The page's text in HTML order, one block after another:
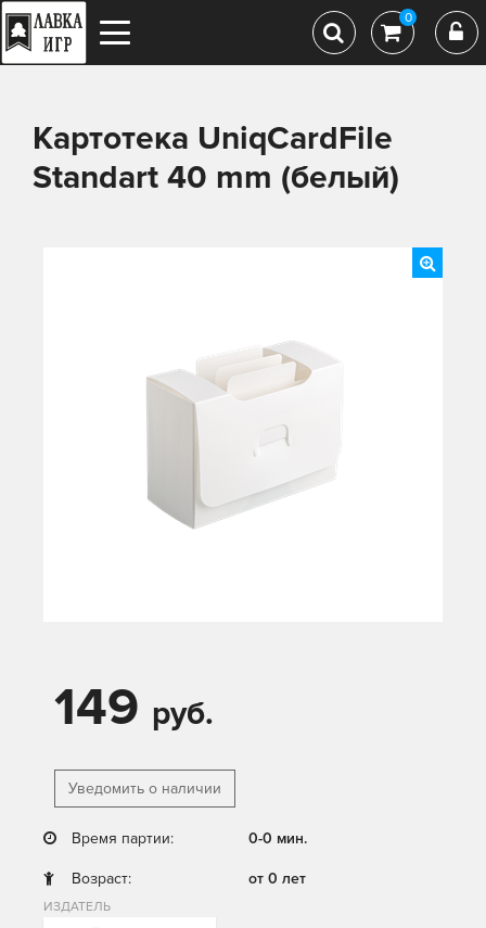
0
Картотека UniqCardFile
Standart 40 mm (белый)
149 руб.
Уведомить о наличии
Время партии: 0-0 мин.
Возраст: от 0 лет
ИЗДАТЕЛЬ